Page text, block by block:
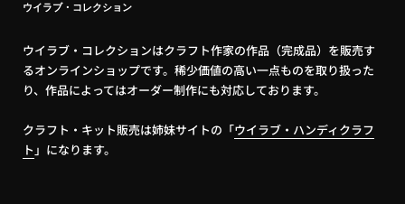
ウイラブ・コレクション
ウイラブ・コレクションはクラフト作家の作品（完成品）を販売す
るオンラインショップです。稀少価値の高い一点ものを取り扱った
り、作品によってはオーダー制作にも対応しております。
クラフト・キット販売は姉妹サイトの「ウイラブ・ハンディクラフ
ト 」になります。